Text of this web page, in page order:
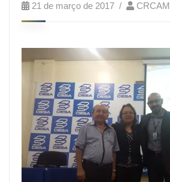
21 de março de 2017 CRCAM